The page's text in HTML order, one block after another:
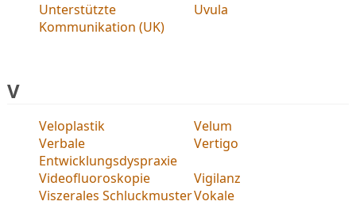
Unterstützte
Kommunikation (UK)
Uvula
V
Veloplastik
Velum
Verbale
Entwicklungsdyspraxie
Vertigo
Videofluoroskopie
Vigilanz
Viszerales SchluckmusterVokale